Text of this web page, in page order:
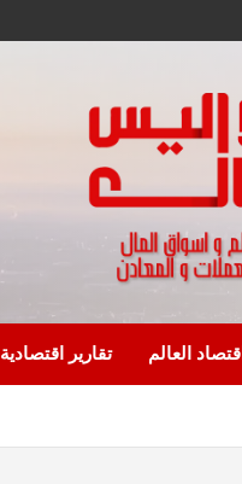
اقتصاد العالم تقارير اقتصادية